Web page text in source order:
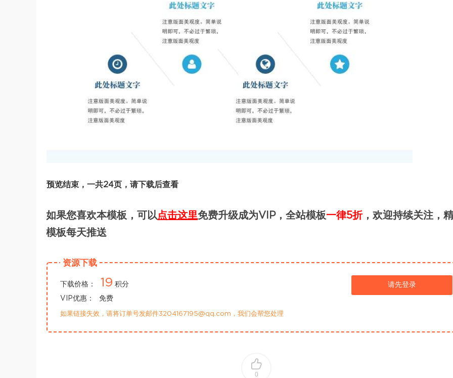
预览结束，一共24页，请下载后查看
如果您喜欢本模板，可以点击这里免费升级成为VIP，全站模板一律5折，欢迎持续关注，
模板每天推送
资源下载
下载价格： 19 积分
VIP优惠：
免费
请先登录
如果链接失效，请将订单号发邮件3204167195@qq.com，我们会帮您处理
0